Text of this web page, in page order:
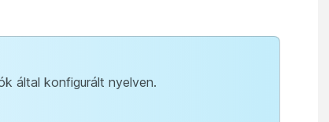
által konfigurált nyelven.